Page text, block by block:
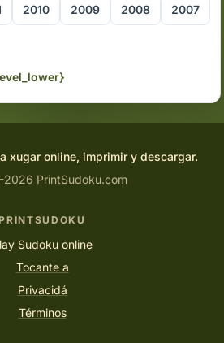
2010 2009 2008 2007
xugar online, imprimir y descargar.
PrintSudoku.com
Sudoku online
Tocante a
Privacidá
Términos